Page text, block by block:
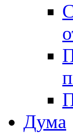
Дума